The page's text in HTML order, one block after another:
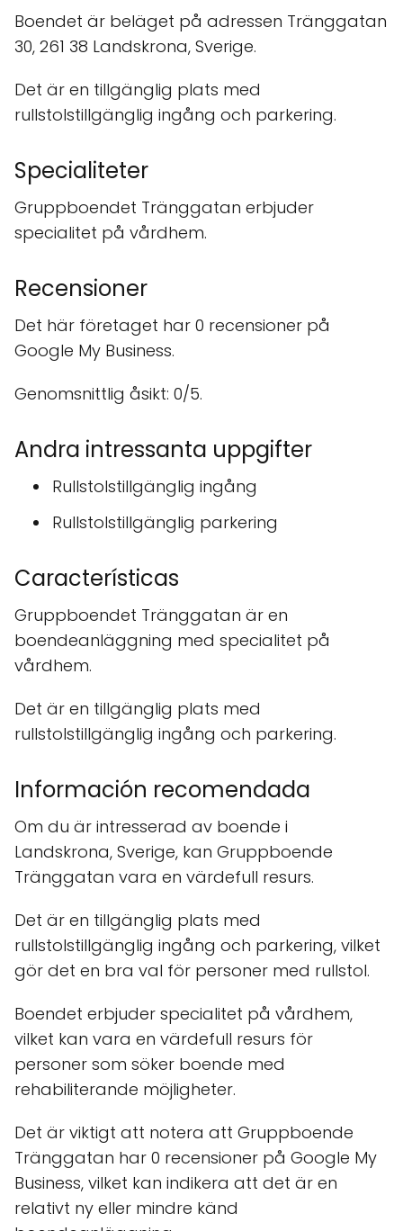
Boendet är beläget på adressen Tränggatan
30, 261 38 Landskrona, Sverige.
Det är en tillgänglig plats med
rullstolstillgänglig ingång och parkering.
Specialiteter
Gruppboendet Tränggatan erbjuder
specialitet på vårdhem.
Recensioner
Det här företaget har 0 recensioner på
Google My Business.
Genomsnittlig åsikt: 0/5.
Andra intressanta uppgifter
Rullstolstillgänglig ingång
Rullstolstillgänglig parkering
Características
Gruppboendet Tränggatan är en
boendeanläggning med specialitet på
vårdhem.
Det är en tillgänglig plats med
rullstolstillgänglig ingång och parkering.
Información recomendada
Om du är intresserad av boende i
Landskrona, Sverige, kan Gruppboende
Tränggatan vara en värdefull resurs.
Det är en tillgänglig plats med
rullstolstillgänglig ingång och parkering, vilket
gör det en bra val för personer med rullstol.
Boendet erbjuder specialitet på vårdhem,
vilket kan vara en värdefull resurs för
personer som söker boende med
rehabiliterande möjligheter.
Det är viktigt att notera att Gruppboende
Tränggatan har 0 recensioner på Google My
Business, vilket kan indikera att det är en
relativt ny eller mindre känd